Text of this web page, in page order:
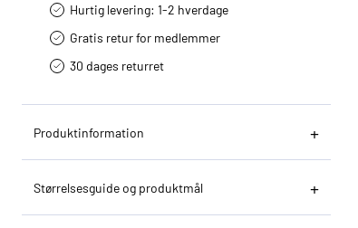
Hurtig levering­: 1-2 hverdage
Gratis retur for medlemmer
30 dages returret
Produktinformation
Størrelsesguide og produktmål